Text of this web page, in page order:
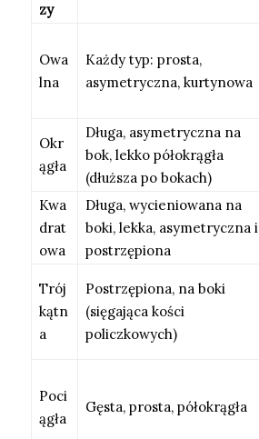
zy
Owa
lna
Każdy typ: prosta,
asymetryczna, kurtynowa
Okr
ągła
Długa, asymetryczna na
bok, lekko półokrągła
(dłuższa po bokach)
Kwa
drat
owa
Długa, wycieniowana na
boki, lekka, asymetryczna i
postrzępiona
Trój
kątn
a
Postrzępiona, na boki
(sięgająca kości
policzkowych)
Poci
ągła
Gęsta, prosta, półokrągła